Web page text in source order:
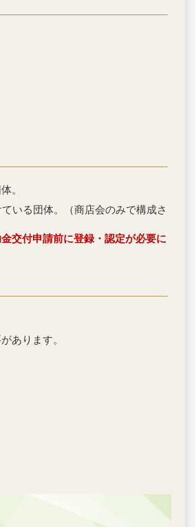
。
ている団体。（商店会のみで構成さ
交付申請前に登録・認定が必要に
あります。